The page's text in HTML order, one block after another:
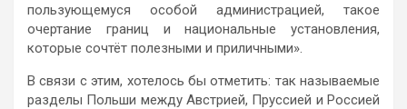
пользующемуся особой администрацией, такое
очертание границ и национальные установления,
которые сочтёт полезными и приличными».
В связи с этим, хотелось бы отметить: так называемые
разделы Польши между Австрией, Пруссией и Россией